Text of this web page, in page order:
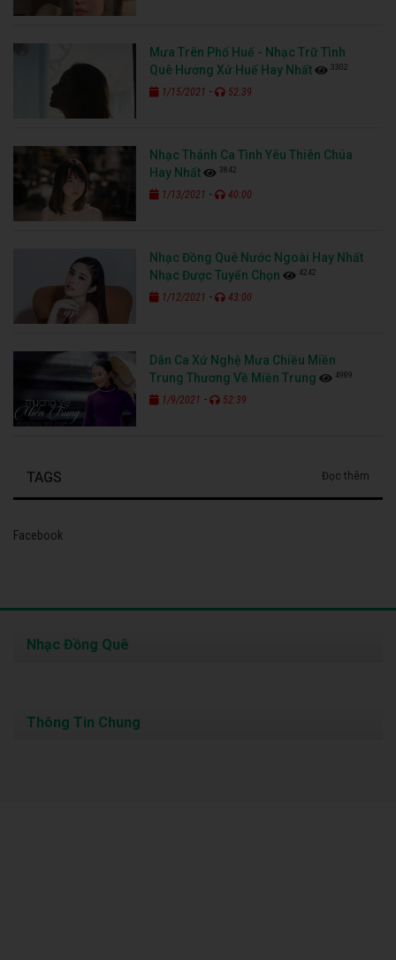
Mưa Trên Phố Huế - Nhạc Trữ Tình
Quê Hương Xứ Huế Hay Nhất
3302
1/15/2021 - 52:39
Nhạc Thánh Ca Tình Yêu Thiên Chúa
Hay Nhất
3842
1/13/2021 - 40:00
Nhạc Đồng Quê Nước Ngoài Hay Nhất
Nhạc Được Tuyển Chọn
4242
1/12/2021 - 43:00
Dân Ca Xứ Nghệ Mưa Chiều Miền
Trung Thương Về Miền Trung
4989
1/9/2021 - 52:39
TAGS Đọc thêm
Facebook
Nhạc Đồng Quê
Thông Tin Chung